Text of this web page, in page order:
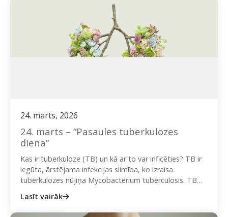
24. marts, 2026
24. marts – “Pasaules tuberkulozes
diena”
Kas ir tuberkuloze (TB) un kā ar to var inficēties? TB ir
iegūta, ārstējama infekcijas slimība, ko izraisa
tuberkulozes nūjiņa Mycobacterium tuberculosis. TB
Lasīt vairāk